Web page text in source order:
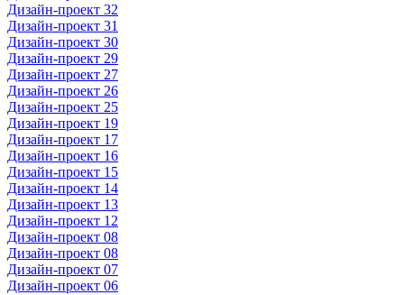
Дизайн-проект 32
Дизайн-проект 31
Дизайн-проект 30
Дизайн-проект 29
Дизайн-проект 27
Дизайн-проект 26
Дизайн-проект 25
Дизайн-проект 19
Дизайн-проект 17
Дизайн-проект 16
Дизайн-проект 15
Дизайн-проект 14
Дизайн-проект 13
Дизайн-проект 12
Дизайн-проект 08
Дизайн-проект 08
Дизайн-проект 07
Дизайн-проект 06